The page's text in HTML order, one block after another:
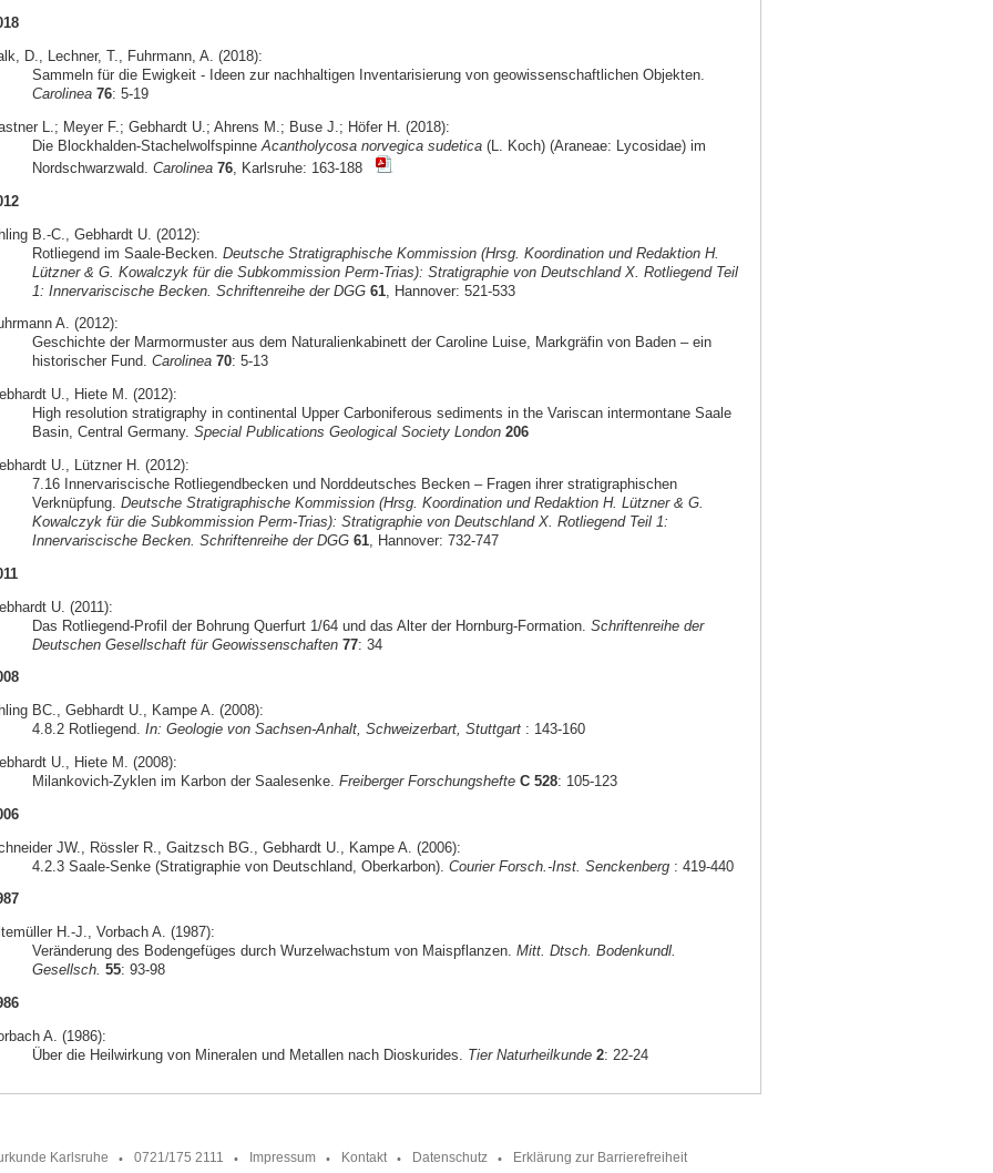
D., Lechner, T., Fuhrmann, A. (2018):
Sammeln für die Ewigkeit - Ideen zur nachhaltigen Inventarisierung von geowissenschaftlichen Objekten.
Carolinea 76: 5-19
L.; Meyer F.; Gebhardt U.; Ahrens M.; Buse J.; Höfer H. (2018):
Die Blockhalden-StachelwolfspinneAcantholycosa norvegica sudetica(L. Koch) (Araneae: Lycosidae) im
Nordschwarzwald. Carolinea 76, Karlsruhe: 163-188
B.-C., Gebhardt U. (2012):
Rotliegend im Saale-Becken. Deutsche Stratigraphische Kommission (Hrsg. Koordination und Redaktion H.
Lützner & G. Kowalczyk für die Subkommission Perm-Trias): Stratigraphie von Deutschland X. Rotliegend Teil
1: Innervariscische Becken. Schriftenreihe der DGG 61, Hannover: 521-533
A. (2012):
Geschichte der Marmormuster aus dem Naturalienkabinett der Caroline Luise, Markgräfin von Baden – ein
historischer Fund. Carolinea 70: 5-13
U., Hiete M. (2012):
High resolution stratigraphy in continental Upper Carboniferous sediments in the Variscan intermontane Saale
Basin, Central Germany. Special Publications Geological Society London 206
U., Lützner H. (2012):
7.16 Innervariscische Rotliegendbecken und Norddeutsches Becken – Fragen ihrer stratigraphischen
Verknüpfung. Deutsche Stratigraphische Kommission (Hrsg. Koordination und Redaktion H. Lützner & G.
Kowalczyk für die Subkommission Perm-Trias): Stratigraphie von Deutschland X. Rotliegend Teil 1:
Innervariscische Becken. Schriftenreihe der DGG 61, Hannover: 732-747
U. (2011):
Das Rotliegend-Profil der Bohrung Querfurt 1/64 und das Alter der Hornburg-Formation. Schriftenreihe der
Deutschen Gesellschaft für Geowissenschaften 77: 34
BC., Gebhardt U., Kampe A. (2008):
4.8.2 Rotliegend. In: Geologie von Sachsen-Anhalt, Schweizerbart, Stuttgart: 143-160
U., Hiete M. (2008):
Milankovich-Zyklen im Karbon der Saalesenke. Freiberger Forschungshefte C 528: 105-123
JW., Rössler R., Gaitzsch BG., Gebhardt U., Kampe A. (2006):
4.2.3 Saale-Senke (Stratigraphie von Deutschland, Oberkarbon). Courier Forsch.-Inst. Senckenberg: 419-440
H.-J., Vorbach A. (1987):
Veränderung des Bodengefüges durch Wurzelwachstum von Maispflanzen. Mitt. Dtsch. Bodenkundl.
Gesellsch. 55: 93-98
A. (1986):
Über die Heilwirkung von Mineralen und Metallen nach Dioskurides. Tier Naturheilkunde 2: 22-24
Karlsruhe 0721/175 2111 Impressum Kontakt Datenschutz Erklärung zur Barrierefreiheit